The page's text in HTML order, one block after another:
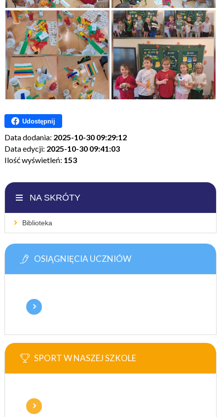
Udostępnij
Data dodania: 2025-10-30 09:29:12
Data edycji: 2025-10-30 09:41:03
Ilość wyświetleń: 153
NA SKRÓTY
Biblioteka
OSIĄGNIĘCIA UCZNIÓW
SPORT W NASZEJ SZKOLE